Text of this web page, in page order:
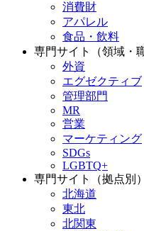
消費財
アパレル
食品・飲料
専門サイト（領域・
外資
エグゼクティブ
管理部門
MR
営業
マーケティング
SDGs
LGBTQ+
専門サイト（拠点別）
北海道
東北
北関東